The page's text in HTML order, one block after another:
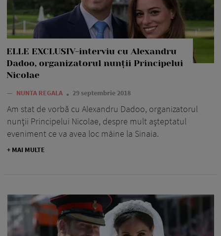
ELLE EXCLUSIV-interviu cu Alexandru
Dadoo, organizatorul nunții Principelui
Nicolae
— NUNTA REGALA 29 septembrie 2018
Am stat de vorbă cu Alexandru Dadoo, organizatorul
nunţii Principelui Nicolae, despre mult aşteptatul
eveniment ce va avea loc mâine la Sinaia.
+ MAI MULTE